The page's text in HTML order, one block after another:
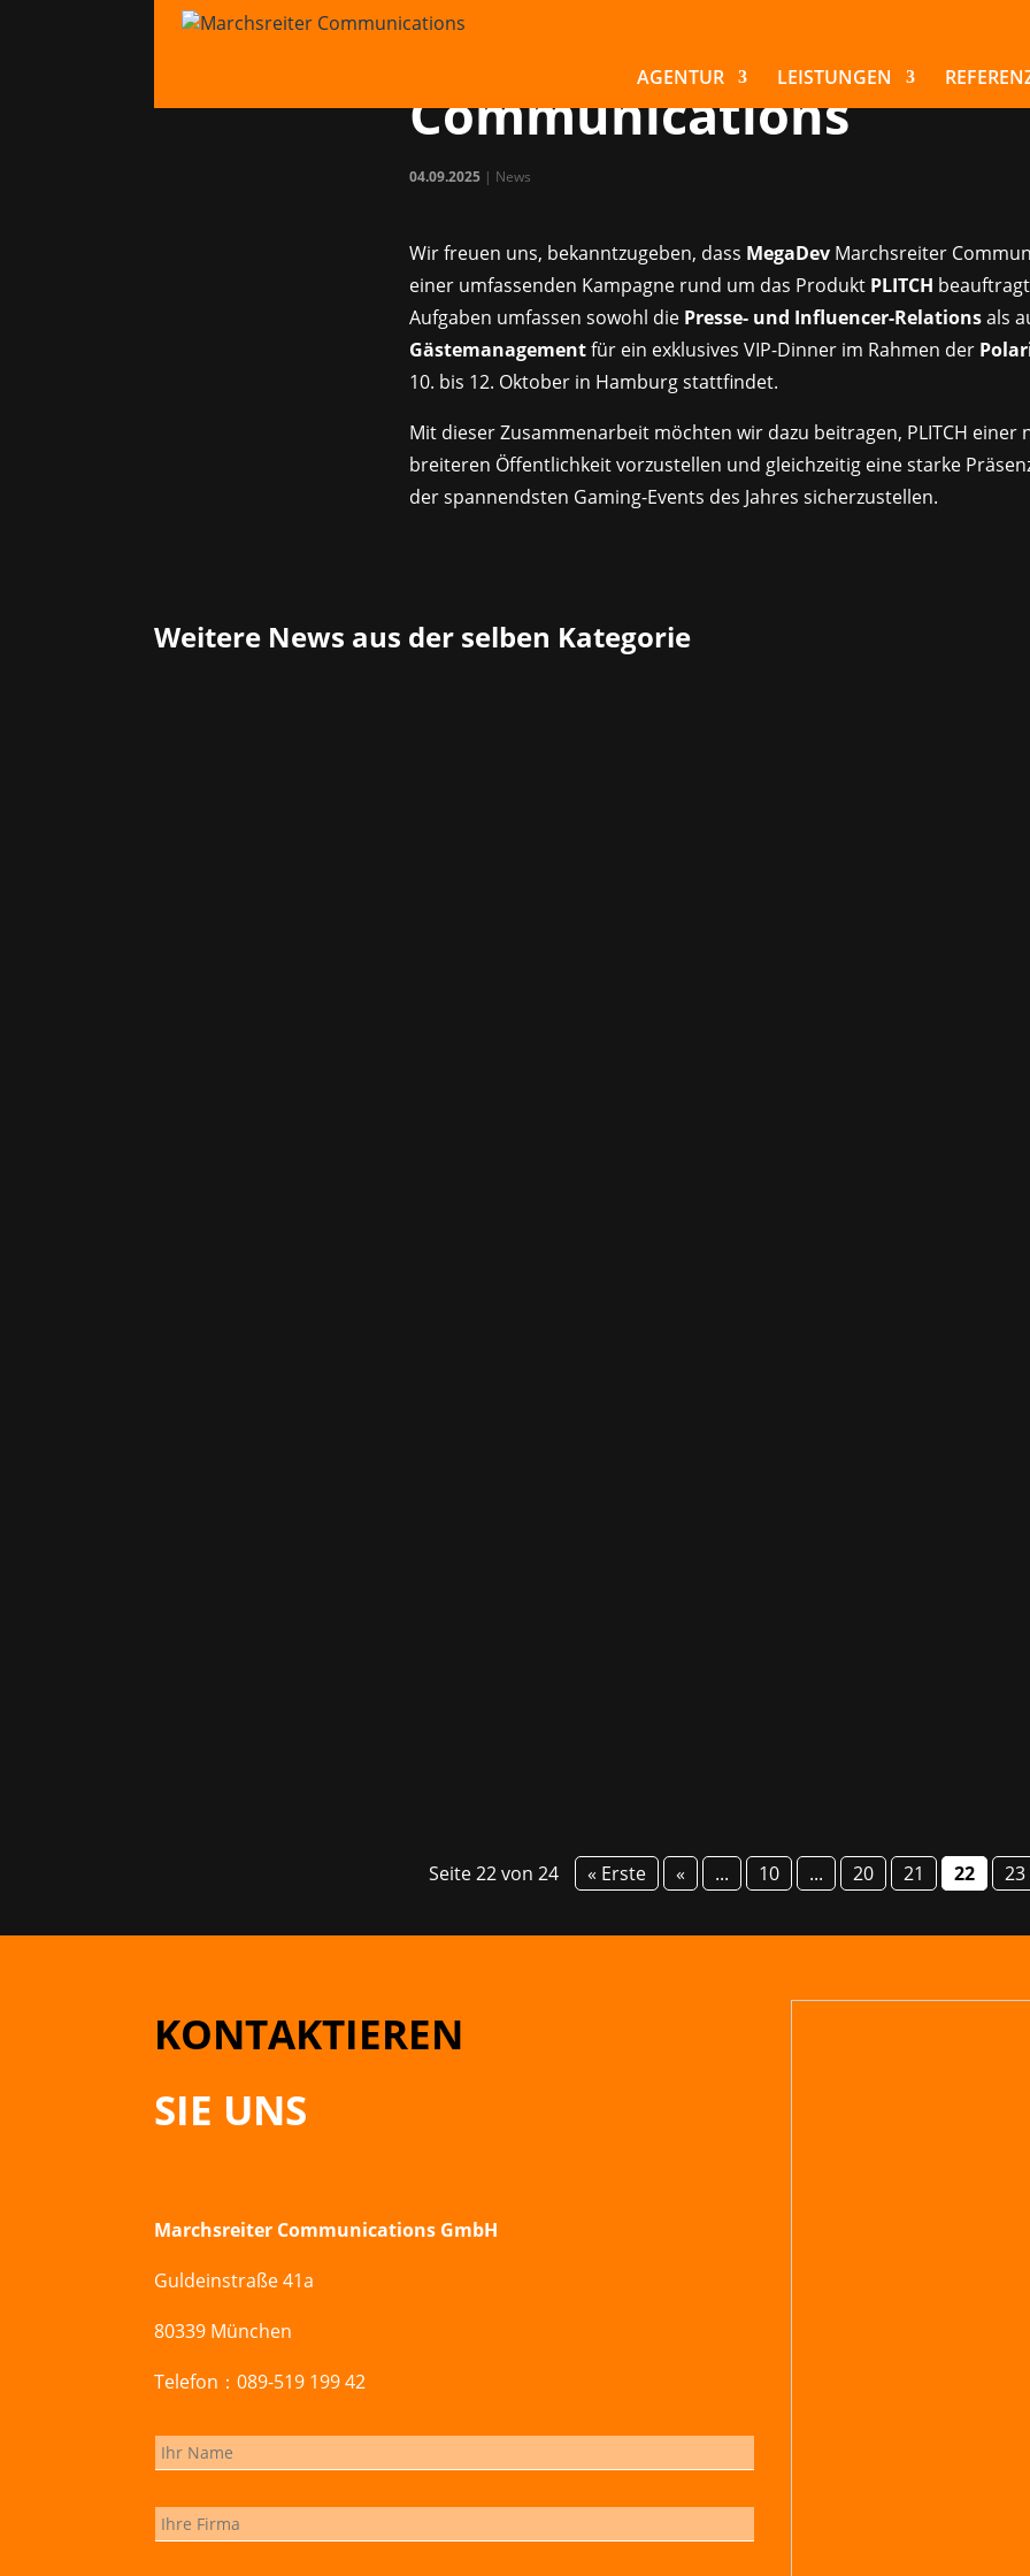
AGENTUR LEISTUNGEN
MegaDev setzt auf
Marchsreiter
Communications
04.09.2025| News
Wir freuen uns, bekanntzugeben, dass MegaDevMarchsreiter
einer umfassenden Kampagne rund um das Produkt PLITCH
Aufgaben umfassen sowohl die Presse- und Influencer-Relationsals
Gästemanagementfür ein exklusives VIP-Dinner im Rahmen der
10. bis 12. Oktober in Hamburg stattfindet.
Mit dieser Zusammenarbeit möchten wir dazu beitragen, PLITCH einer
breiteren Öffentlichkeit vorzustellen und gleichzeitig eine starke
der spannendsten Gaming-Events des Jahres sicherzustellen.
Weitere News aus der selben Kategorie
Seite 22 von 24 « Erste « ... 10 ... 20 21 22 23
KONTAKTIEREN
SIE UNS
Marchsreiter Communications GmbH
Guldeinstraße 41a
80339 München
Telefon：089-519 199 42